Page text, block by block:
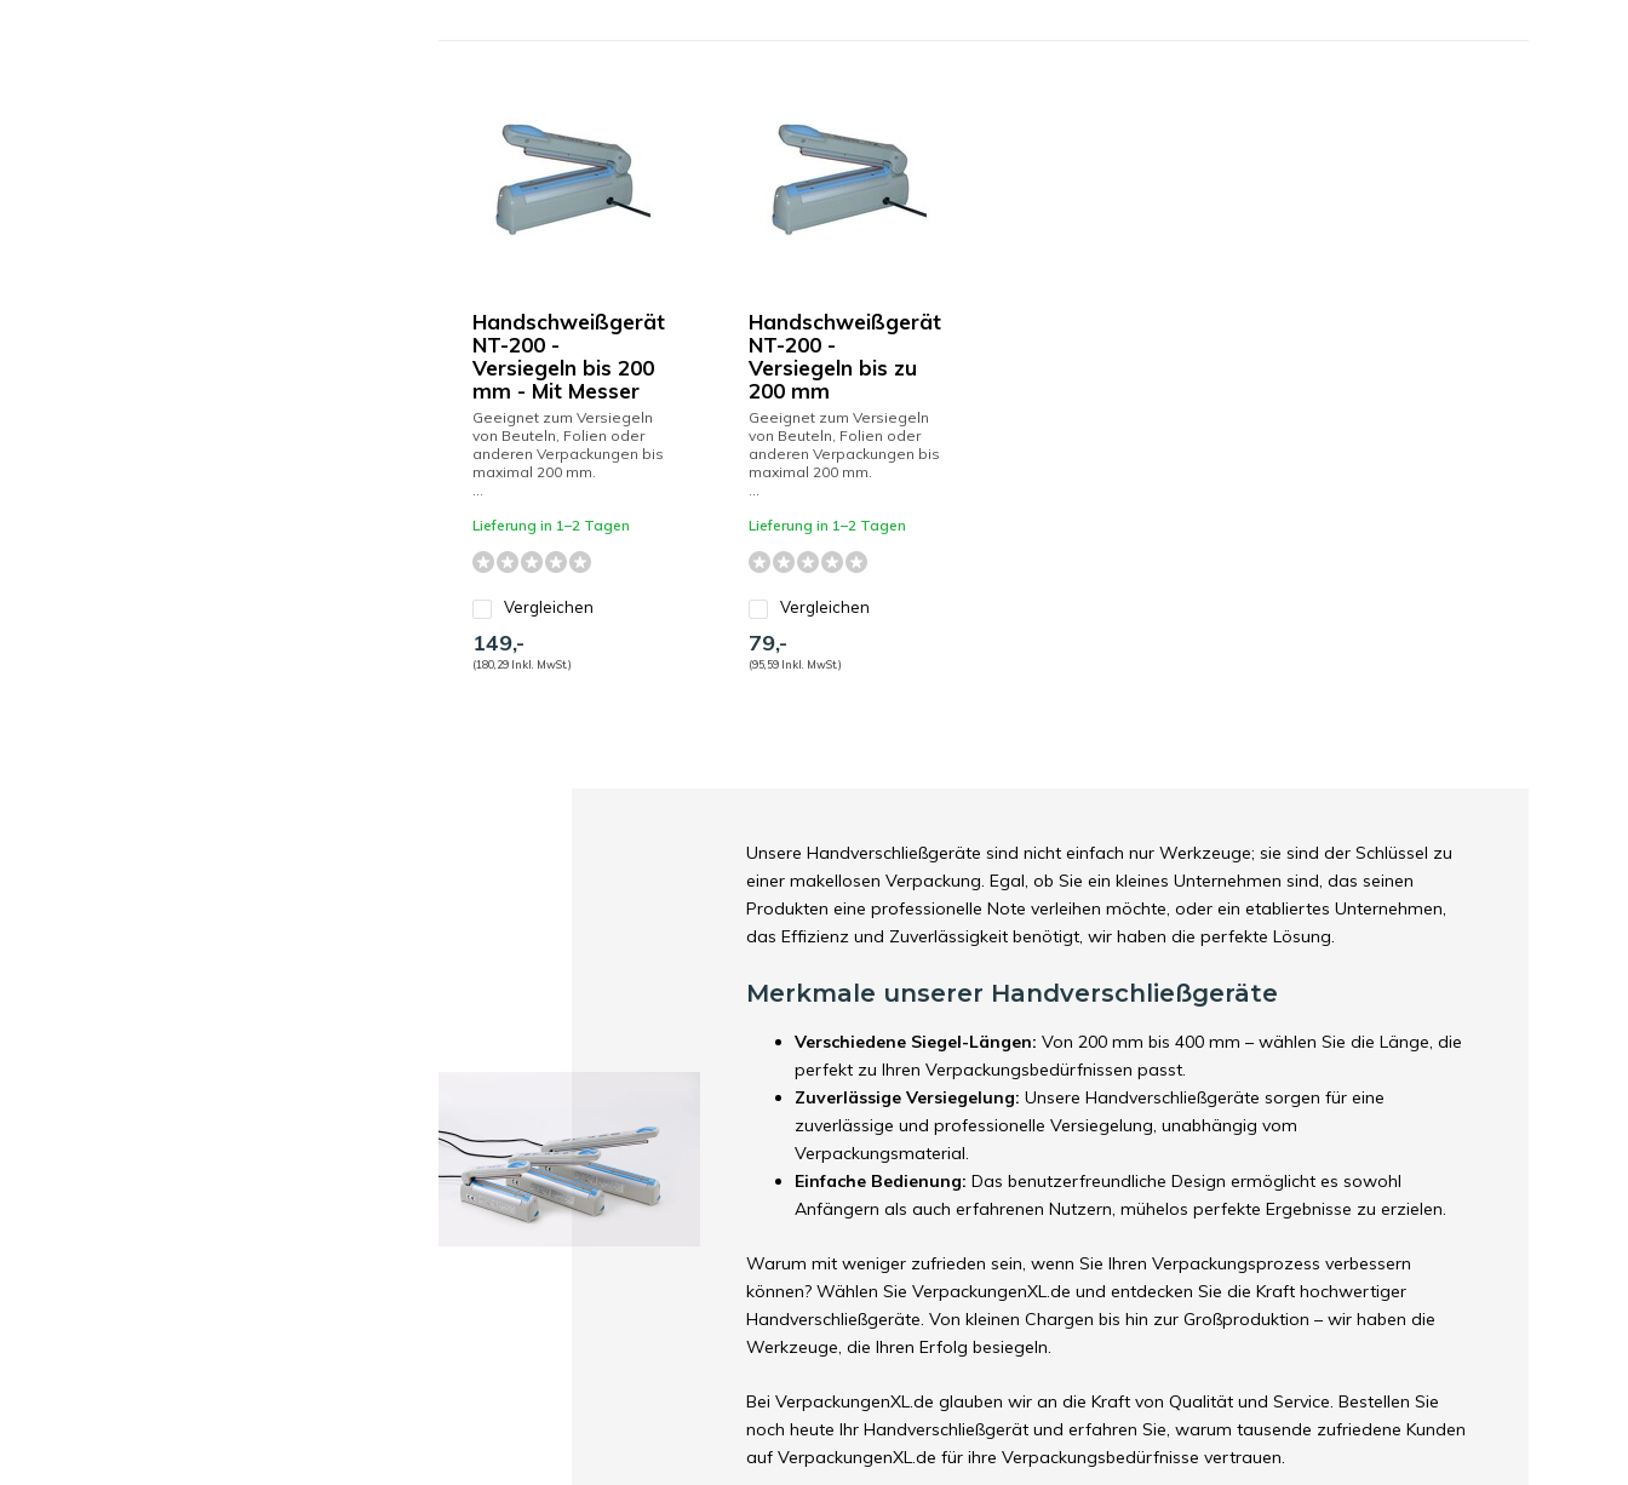
Handschweißgerät
NT-200 -
Versiegeln bis 200
mm - Mit Messer
Geeignet zum Versiegeln
von Beuteln, Folien oder
anderen Verpackungen bis
maximal 200 mm.
...
Lieferung in 1–2 Tagen
Vergleichen
149,-
(180,29 Inkl. MwSt.)
Handschweißgerät
NT-200 -
Versiegeln bis zu
200 mm
Geeignet zum Versiegeln
von Beuteln, Folien oder
anderen Verpackungen bis
maximal 200 mm.
...
Lieferung in 1–2 Tagen
Vergleichen
79,-
(95,59 Inkl. MwSt.)
Unsere Handverschließgeräte sind nicht einfach nur Werkzeuge; sie sind der Schlüssel zu
einer makellosen Verpackung. Egal, ob Sie ein kleines Unternehmen sind, das seinen
Produkten eine professionelle Note verleihen möchte, oder ein etabliertes Unternehmen,
das Effizienz und Zuverlässigkeit benötigt, wir haben die perfekte Lösung.
Merkmale unserer Handverschließgeräte
Verschiedene Siegel-Längen: Von 200 mm bis 400 mm – wählen Sie die Länge, die
perfekt zu Ihren Verpackungsbedürfnissen passt.
Zuverlässige Versiegelung: Unsere Handverschließgeräte sorgen für eine
zuverlässige und professionelle Versiegelung, unabhängig vom
Verpackungsmaterial.
Einfache Bedienung: Das benutzerfreundliche Design ermöglicht es sowohl
Anfängern als auch erfahrenen Nutzern, mühelos perfekte Ergebnisse zu erzielen.
Warum mit weniger zufrieden sein, wenn Sie Ihren Verpackungsprozess verbessern
können? Wählen Sie VerpackungenXL.de und entdecken Sie die Kraft hochwertiger
Handverschließgeräte. Von kleinen Chargen bis hin zur Großproduktion – wir haben die
Werkzeuge, die Ihren Erfolg besiegeln.
Bei VerpackungenXL.de glauben wir an die Kraft von Qualität und Service. Bestellen Sie
noch heute Ihr Handverschließgerät und erfahren Sie, warum tausende zufriedene Kunden
auf VerpackungenXL.de für ihre Verpackungsbedürfnisse vertrauen.